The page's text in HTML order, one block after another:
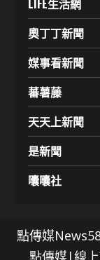
LIFE生活網
奧丁丁新聞
媒事看新聞
蕃薯藤
天天上新聞
是新聞
囔囔社
點傳媒
點傳媒|線